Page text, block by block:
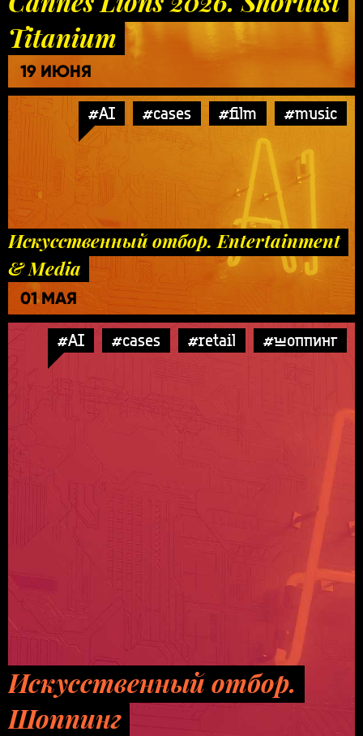
Titanium
19 ИЮНЯ
#AI #cases #film #music
Искусственный отбор. Entertainment
& Media
01 МАЯ
#AI #cases #retail #шоппинг
Искусственный отбор.
Шоппинг